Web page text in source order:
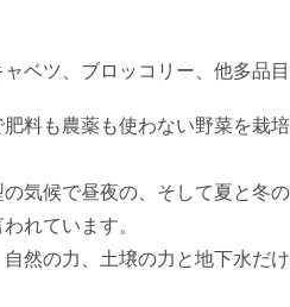
ベツ、ブロッコリー、他多品目
料も農薬も使わない野菜を栽培
気候で昼夜の、そして夏と冬
れています。
然の力、土壌の力と地下水だ